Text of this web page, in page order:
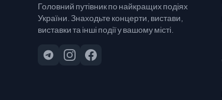
Головний путівник по найкращих подіях
України. Знаходьте концерти, вистави,
виставки та інші події у вашому місті.